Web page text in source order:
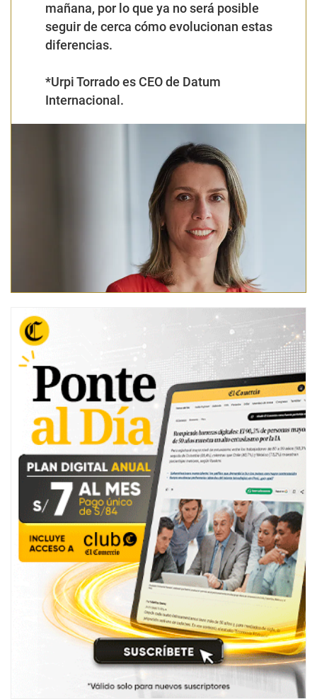
mañana, por lo que ya no será posible
seguir de cerca cómo evolucionan estas
diferencias.
*Urpi Torrado es CEO de Datum
Internacional.